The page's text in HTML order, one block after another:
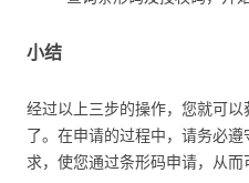
小结
经过以上三步的操作，您就可
了。在申请的过程中，请务必遵
求，使您通过条形码申请，从而